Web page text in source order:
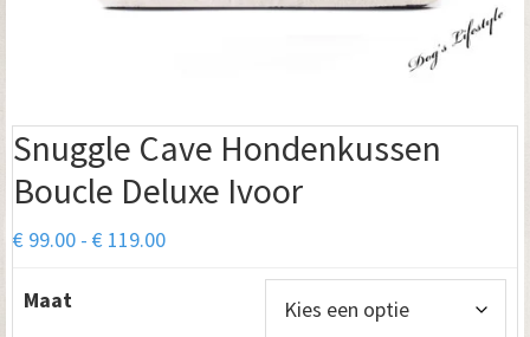
Snuggle Cave Hondenkussen
Boucle Deluxe Ivoor
€ 99.00 - € 119.00Prijsklasse:
Maat